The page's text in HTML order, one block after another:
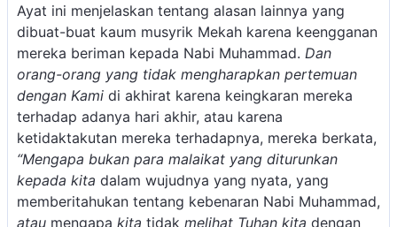
Ayat ini menjelaskan tentang alasan lainnya yang
dibuat-buat kaum musyrik Mekah karena keengganan
mereka beriman kepada Nabi Muhammad. Dan
orang-orang yang tidak mengharapkan pertemuan
dengan Kami di akhirat karena keingkaran mereka
terhadap adanya hari akhir, atau karena
ketidaktakutan mereka terhadapnya, mereka berkata,
“Mengapa bukan para malaikat yang diturunkan
kepada kita dalam wujudnya yang nyata, yang
memberitahukan tentang kebenaran Nabi Muhammad,
atau mengapa kita tidak melihat Tuhan kita dengan